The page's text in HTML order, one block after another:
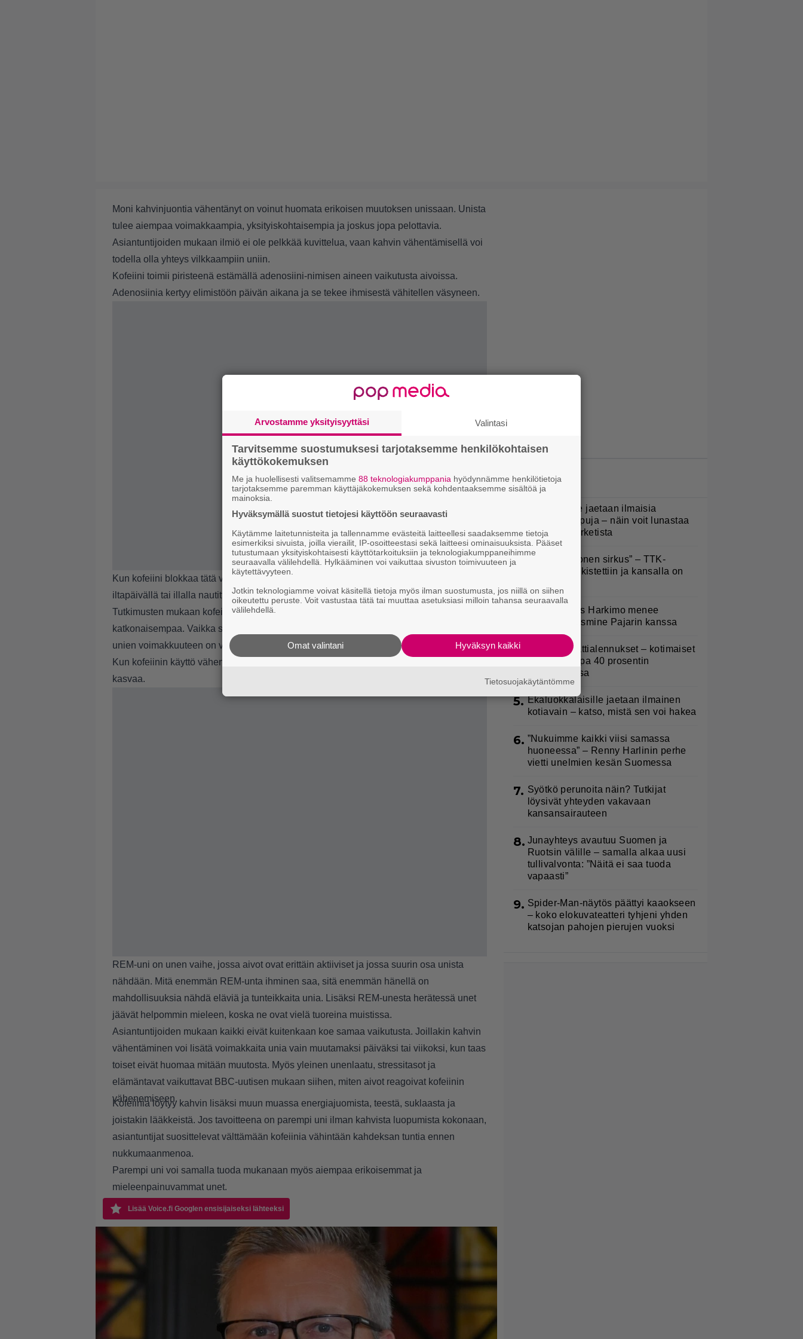
Moni kahvinjuontia vähentänyt on voinut huomata erikoisen muutoksen unissaan. Unista
tulee aiempaa voimakkaampia, yksityiskohtaisempia ja joskus jopa pelottavia.
Asiantuntijoiden mukaan ilmiö ei ole pelkkää kuvittelua, vaan kahvin vähentämisellä voi
todella olla yhteys vilkkaampiin uniin.
Kofeiini toimii piristeenä estämällä adenosiini-nimisen aineen vaikutusta aivoissa.
Adenosiinia kertyy elimistöön päivän aikana ja se tekee ihmisestä vähitellen väsyneen.
Kun kofeiini blokkaa tätä viestiä, olo pysyy virkeämpänä pidempään. Siksi erityisesti
iltapäivällä tai illalla nautittu kahvi voi vaikeuttaa nukahtamista ja heikentää unen laatua.
Tutkimusten mukaan kofeiini voi vähentää erityisesti syvän unen määrää ja tehdä unesta
katkonaisempaa. Vaikka suoraa tutkimusnäyttöä kahvin vähentämisen vaikutuksesta
unien voimakkuuteen on vielä vähän, tutkijat pitävät yhteyttä uskottavana.
Kun kofeiinin käyttö vähenee, uni voi muuttua palauttavammaksi ja REM-unen määrä
kasvaa.
REM-uni on unen vaihe, jossa aivot ovat erittäin aktiiviset ja jossa suurin osa unista
nähdään. Mitä enemmän REM-unta ihminen saa, sitä enemmän hänellä on
mahdollisuuksia nähdä eläviä ja tunteikkaita unia. Lisäksi REM-unesta herätessä unet
jäävät helpommin mieleen, koska ne ovat vielä tuoreina muistissa.
Asiantuntijoiden mukaan kaikki eivät kuitenkaan koe samaa vaikutusta. Joillakin kahvin
vähentäminen voi lisätä voimakkaita unia vain muutamaksi päiväksi tai viikoksi, kun taas
toiset eivät huomaa mitään muutosta. Myös yleinen unenlaatu, stressitasot ja
elämäntavat vaikuttavat BBC-uutisen mukaan siihen, miten aivot reagoivat kofeiinin
vähenemiseen.
Kofeiinia löytyy kahvin lisäksi muun muassa energiajuomista, teestä, suklaasta ja
joistakin lääkkeistä. Jos tavoitteena on parempi uni ilman kahvista luopumista kokonaan,
asiantuntijat suosittelevat välttämään kofeiinia vähintään kahdeksan tuntia ennen
nukkumaanmenoa.
Parempi uni voi samalla tuoda mukanaan myös aiempaa erikoisemmat ja
mieleenpainuvammat unet.
Lisää Voice.fi Googlen ensisijaiseksi lähteeksi
Koululaisille jaetaan ilmaisia
heijastinreppuja – näin voit lunastaa
omasi S-marketista
2.
”Että semmonen sirkus” – TTK-
kilpailijat julkistettiin ja kansalla on
Uuno: Hjallis Harkimo menee
naimisiin Jasmine Pajarin kanssa
4.
Lidl aloitti jättialennukset – kotimaiset
kasvikset jopa 40 prosentin
alennuksessa
5. Ekaluokkalaisille jaetaan ilmainen
kotiavain – katso, mistä sen voi hakea
6. ”Nukuimme kaikki viisi samassa
huoneessa” – Renny Harlinin perhe
vietti unelmien kesän Suomessa
7. Syötkö perunoita näin? Tutkijat
löysivät yhteyden vakavaan
kansansairauteen
8. Junayhteys avautuu Suomen ja
Ruotsin välille – samalla alkaa uusi
tullivalvonta: ”Näitä ei saa tuoda
vapaasti”
9. Spider-Man-näytös päättyi kaaokseen
– koko elokuvateatteri tyhjeni yhden
katsojan pahojen pierujen vuoksi
Arvostamme yksityisyyttäsi Valintasi
Tarvitsemme suostumuksesi tarjotaksemme henkilökohtaisen
käyttökokemuksen
Me ja huolellisesti valitsemamme 88 teknologiakumppania hyödynnämme henkilötietoja
tarjotaksemme paremman käyttäjäkokemuksen sekä kohdentaaksemme sisältöä ja
mainoksia.
Hyväksymällä suostut tietojesi käyttöön seuraavasti
Käytämme laitetunnisteita ja tallennamme evästeitä laitteellesi saadaksemme tietoja
esimerkiksi sivuista, joilla vierailit, IP-osoitteestasi sekä laitteesi ominaisuuksista. Pääset
tutustumaan yksityiskohtaisesti käyttötarkoituksiin ja teknologiakumppaneihimme
seuraavalla välilehdellä. Hylkääminen voi vaikuttaa sivuston toimivuuteen ja
käytettävyyteen.
Jotkin teknologiamme voivat käsitellä tietoja myös ilman suostumusta, jos niillä on siihen
oikeutettu peruste. Voit vastustaa tätä tai muuttaa asetuksiasi milloin tahansa seuraavalla
välilehdellä.
Hyväksyn kaikki
Omat valintani
Tietosuojakäytäntömme